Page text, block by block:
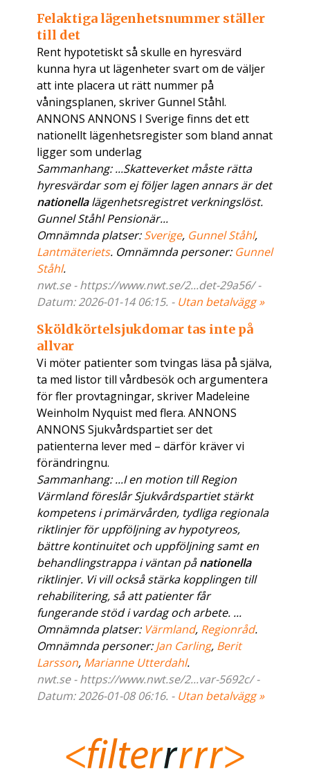
Felaktiga lägenhetsnummer ställer
till det
Rent hypotetiskt så skulle en hyresvärd
kunna hyra ut lägenheter svart om de väljer
att inte placera ut rätt nummer på
våningsplanen, skriver Gunnel Ståhl.
ANNONS ANNONS I Sverige finns det ett
nationellt lägenhetsregister som bland annat
ligger som underlag
Sammanhang: ...Skatteverket måste rätta
hyresvärdar som ej följer lagen annars är det
nationellalägenhetsregistret verkningslöst.
Gunnel Ståhl Pensionär...
Omnämnda platser:Sverige, Gunnel Ståhl,
Lantmäteriets. Omnämnda personer: Gunnel
Ståhl.
nwt.se - https://www.nwt.se/2...det-29a56/ -
Datum: 2026-01-14 06:15. - Utan betalvägg »
Sköldkörtelsjukdomar tas inte på
allvar
Vi möter patienter som tvingas läsa på själva,
ta med listor till vårdbesök och argumentera
för fler provtagningar, skriver Madeleine
Weinholm Nyquist med flera. ANNONS
ANNONS Sjukvårdspartiet ser det
patienterna lever med – därför kräver vi
förändringnu.
Sammanhang: ...I en motion till Region
Värmland föreslår Sjukvårdspartiet stärkt
kompetens i primärvården, tydliga regionala
riktlinjer för uppföljning av hypotyreos,
bättre kontinuitet och uppföljning samt en
behandlingstrappa i väntan pånationella
riktlinjer. Vi vill också stärka kopplingen till
rehabilitering, så att patienter får
fungerande stöd i vardag och arbete. ...
Omnämnda platser: Värmland, Regionråd.
Omnämnda personer:Jan Carling, Berit
Larsson, Marianne Utterdahl.
nwt.se - https://www.nwt.se/2...var-5692c/ -
Datum: 2026-01-08 06:16. - Utan betalvägg »